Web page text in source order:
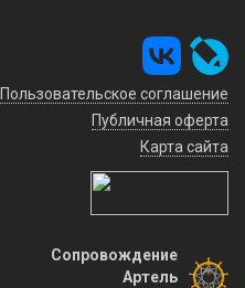
Пользовательское соглашение
Публичная оферта
Карта сайта
Сопровождение
Артель